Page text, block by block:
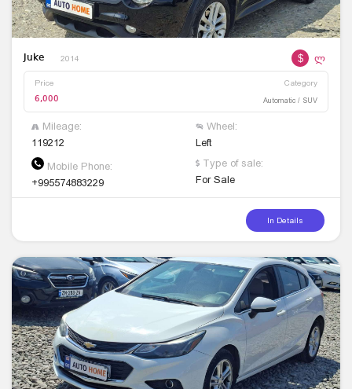
Juke 2014 $ ლ
Price Category
6,000 Automatic / SUV
Mileage:
119212
Wheel:
Left
Mobile Phone:
+995574883229
Type of sale:
For Sale
In Details